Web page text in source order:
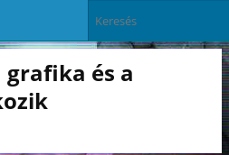
grafika és a